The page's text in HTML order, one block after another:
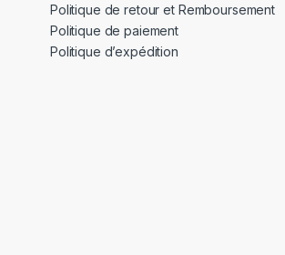
Politique de retour et Remboursement
Politique de paiement
Politique d’expédition